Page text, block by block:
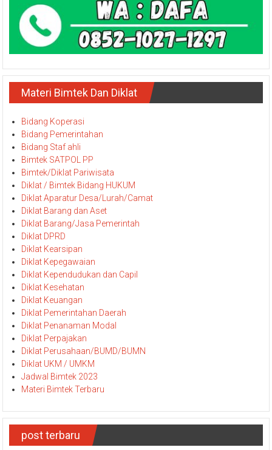
Materi Bimtek Dan Diklat
Bidang Koperasi
Bidang Pemerintahan
Bidang Staf ahli
Bimtek SATPOL PP
Bimtek/Diklat Pariwisata
Diklat / Bimtek Bidang HUKUM
Diklat Aparatur Desa/Lurah/Camat
Diklat Barang dan Aset
Diklat Barang/Jasa Pemerintah
Diklat DPRD
Diklat Kearsipan
Diklat Kepegawaian
Diklat Kependudukan dan Capil
Diklat Kesehatan
Diklat Keuangan
Diklat Pemerintahan Daerah
Diklat Penanaman Modal
Diklat Perpajakan
Diklat Perusahaan/BUMD/BUMN
Diklat UKM / UMKM
Jadwal Bimtek 2023
Materi Bimtek Terbaru
post terbaru